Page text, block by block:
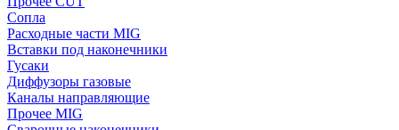
Сопла
Расходные части MIG
Вставки под наконечники
Гусаки
Диффузоры газовые
Каналы направляющие
Прочее MIG